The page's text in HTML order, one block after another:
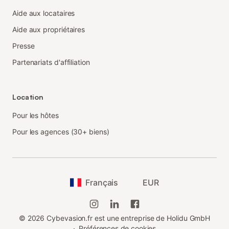
Aide aux locataires
Aide aux propriétaires
Presse
Partenariats d'affiliation
Location
Pour les hôtes
Pour les agences (30+ biens)
Français EUR
© 2026 Cybevasion.fr est une entreprise de Holidu GmbH